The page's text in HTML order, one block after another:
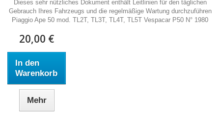
Dieses sehr nützliches Dokument enthält Leitlinien für den täglichen
Gebrauch Ihres Fahrzeugs und die regelmäßige Wartung durchzuführen
Piaggio Ape 50 mod. TL2T, TL3T, TL4T, TL5T Vespacar P50 N° 1980
20,00 €
In den
Warenkorb
Mehr